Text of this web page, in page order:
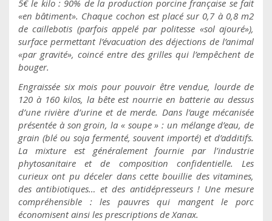
5€ le kilo : 90% de la production porcine française se fait
«en bâtiment». Chaque cochon est placé sur 0,7 à 0,8 m2
de caillebotis (parfois appelé par politesse «sol ajouré»),
surface permettant l’évacuation des déjections de l’animal
«par gravité», coincé entre des grilles qui l’empêchent de
bouger.
Engraissée six mois pour pouvoir être vendue, lourde de
120 à 160 kilos, la bête est nourrie en batterie au dessus
d’une rivière d’urine et de merde. Dans l’auge mécanisée
présentée à son groin, la « soupe » : un mélange d’eau, de
grain (blé ou soja fermenté, souvent importé) et d’additifs.
La mixture est généralement fournie par l’industrie
phytosanitaire et de composition confidentielle. Les
curieux ont pu déceler dans cette bouillie des vitamines,
des antibiotiques… et des antidépresseurs ! Une mesure
compréhensible : les pauvres qui mangent le porc
économisent ainsi les prescriptions de Xanax.